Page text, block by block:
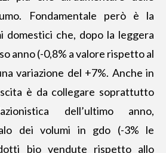
Fondamentale però è la
domestici che, dopo la leggera
anno (-0,8% a valore rispetto al
variazione del +7%. Anche in
è da collegare soprattutto
dell’ultimo anno,
dei volumi in gdo (-3% le
bio vendute rispetto allo